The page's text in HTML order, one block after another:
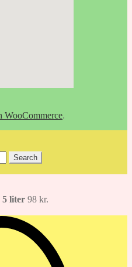
WooCommerce.
Search
5 liter 98 kr.